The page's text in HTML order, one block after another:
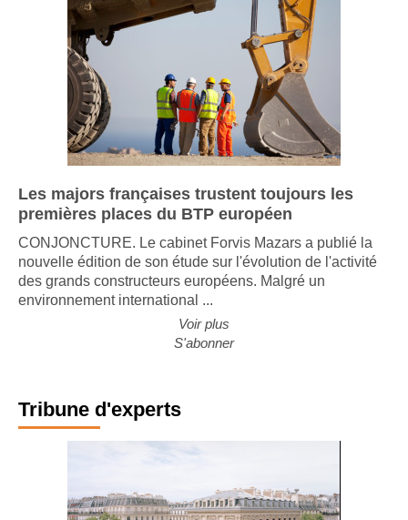
Les majors françaises trustent toujours les
premières places du BTP européen
CONJONCTURE. Le cabinet Forvis Mazars a publié la
nouvelle édition de son étude sur l'évolution de l'activité
des grands constructeurs européens. Malgré un
environnement international ...
Voir plus
S'abonner
Tribune d'experts